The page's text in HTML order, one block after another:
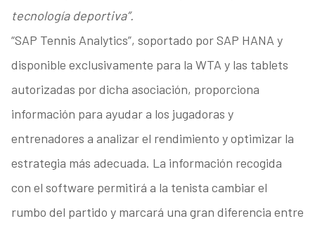
tecnología deportiva”.
“SAP Tennis Analytics”, soportado por SAP HANA y
disponible exclusivamente para la WTA y las tablets
autorizadas por dicha asociación, proporciona
información para ayudar a los jugadoras y
entrenadores a analizar el rendimiento y optimizar la
estrategia más adecuada. La información recogida
con el software permitirá a la tenista cambiar el
rumbo del partido y marcará una gran diferencia entre